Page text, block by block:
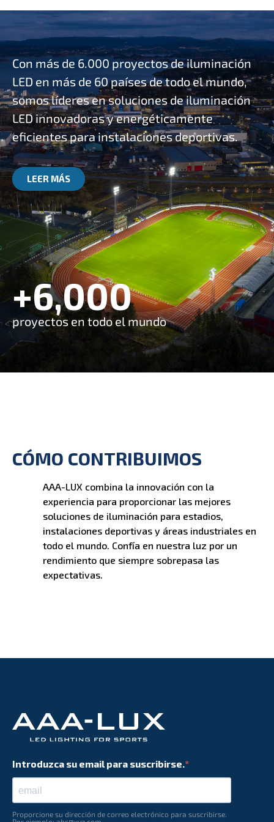
Con más de 6.000 proyectos de iluminación
LED en más de 60 países de todo el mundo,
somos líderes en soluciones de iluminación
LED innovadoras y energéticamente
eficientes para instalaciones deportivas.
LEER MÁS
proyectos en todo el mundo
+6,000
CÓMO CONTRIBUIMOS
AAA-LUX combina la innovación con la
experiencia para proporcionar las mejores
soluciones de iluminación para estadios,
instalaciones deportivas y áreas industriales en
todo el mundo. Confía en nuestra luz por un
rendimiento que siempre sobrepasa las
expectativas.
Introduzca su email para suscribirse.
Proporcione su dirección de correo electrónico para suscribirse.